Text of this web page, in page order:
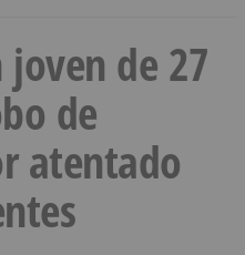
de 27
de
atentado